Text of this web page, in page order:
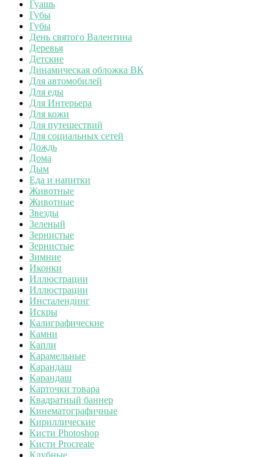
Гуашь
Губы
Губы
День святого Валентина
Деревья
Детские
Динамическая обложка ВК
Для автомобилей
Для еды
Для Интерьера
Для кожи
Для путешествий
Для социальных сетей
Дождь
Дома
Дым
Еда и напитки
Животные
Животные
Звезды
Зеленый
Зернистые
Зернистые
Зимние
Иконки
Иллюстрации
Иллюстрации
Инсталендинг
Искры
Калиграфические
Камни
Капли
Карамельные
Карандаш
Карандаш
Карточки товара
Квадратный баннер
Кинематографичные
Кириллические
Кисти Photoshop
Кисти Procreate
Клубные